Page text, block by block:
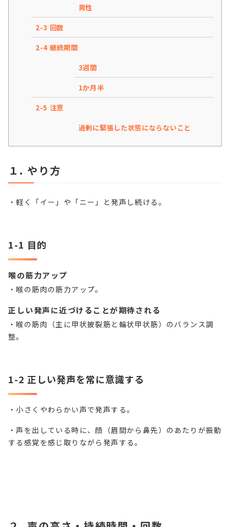
男性
2-3 回数
2-4 継続期間
3週間
1か月半
2-5 注意
過剰に緊張した状態にならないこと
１. やり方
・軽く「イー」や「ニー」と発声し続ける。
1-1 目的
喉の筋力アップ
・喉の筋肉の筋力アップ。
正しい発声に近づけることが期待される
・喉の筋肉（主に甲状披裂筋と輪状甲状筋）のバランス調
整。
1-2 正しい発声を常に意識する
・小さくやわらかい声で発声する。
・声を出している時に、顔（眉間から鼻先）のあたりが振動
する感覚を感じ取りながら発声する。